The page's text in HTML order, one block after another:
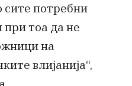
потребни
при тоа да не
на
влијанија“,